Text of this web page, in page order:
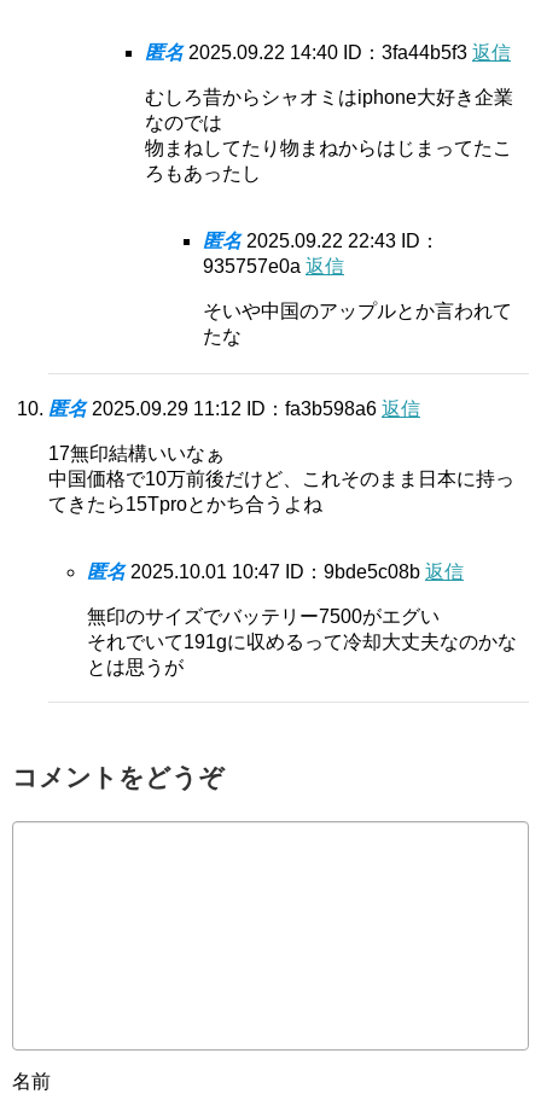
匿名 2025.09.22 14:40 ID：3fa44b5f3 返信
むしろ昔からシャオミはiphone大好き企業
なのでは
物まねしてたり物まねからはじまってたこ
ろもあったし
匿名 2025.09.22 22:43 ID：
935757e0a 返信
そいや中国のアップルとか言われて
たな
匿名 2025.09.29 11:12 ID：fa3b598a6 返信
17無印結構いいなぁ
中国価格で10万前後だけど、これそのまま日本に持っ
てきたら15Tproとかち合うよね
匿名 2025.10.01 10:47 ID：9bde5c08b 返信
無印のサイズでバッテリー7500がエグい
それでいて191gに収めるって冷却大丈夫なのかな
とは思うが
コメントをどうぞ
名前